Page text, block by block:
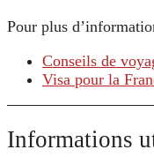
Pour plus
Conseils de
Visa pour la
Informations